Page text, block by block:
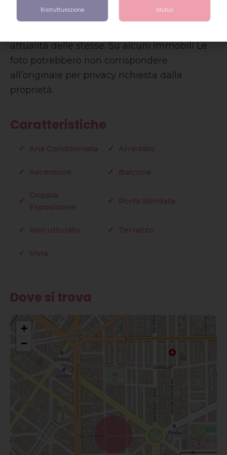
considerate veritiere e quindi si declina ogni
attualità delle stesse. Su alcuni immobili Le
foto potrebbero non corrispondere
all’originale per privacy richiesta dalla
proprietà.
Caratteristiche
Aria Condizionata Arredato
Ascensore Balcone
Doppia
Esposizione
Porta Blindata
Ristrutturato Terrazzo
Vista
Dove si trova
+
−
Ristrutturazione Mutuo